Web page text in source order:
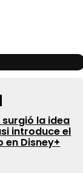
la idea
introduce el
Disney+